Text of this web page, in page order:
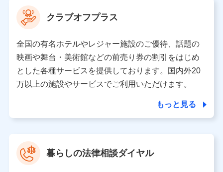
上記に係る案内・手続き・管理等付帯業務を行うため
【当該個人データの管理について責任を有する者の名称・住
所・代表者名】
当該個人データを取り扱う各共同利用者（詳細は次のとお
り）
東京都千代田区永田町2丁目11番1号 山王パークタワー
株式会社NTTドコモ 代表取締役社長 前田 義晃
東京都中央区日本橋人形町2-14-10 アーバンネット日本橋
ビル 3F
※ 当社および株式会社NTTドコモは、お客さまの情報を利
クラブオフプラス
全国の有名ホテルやレジャー施設のご優待、話題の
映画や舞台・美術館などの前売り券の割引をはじめ
とした各種サービスを提供しております。国内外20
万以上の施設やサービスでご利用いただけます。
もっと見る
暮らしの法律相談ダイヤル